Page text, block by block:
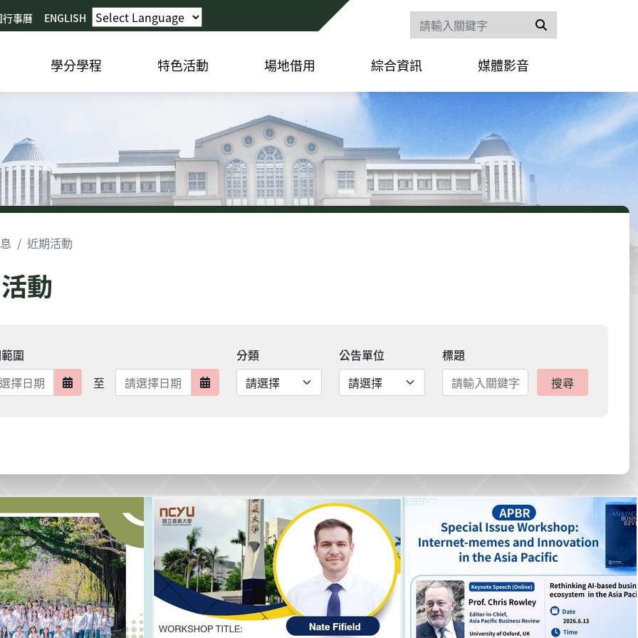
行事曆 ENGLISH
學分學程 特色活動 場地借用 綜合資訊 媒體影音
近期活動
動
圍
日期範圍開始
至 日期範圍結束 日期範圍結束
分類 公告單位
標題
搜尋